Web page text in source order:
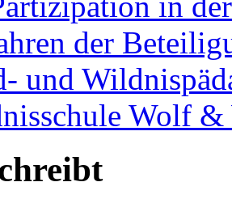
der
und
Wolf &